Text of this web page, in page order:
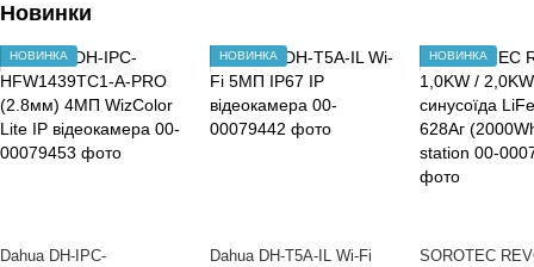
Новинки
НОВИНКА
Dahua DH-IPC-
НОВИНКА
Dahua DH-T5A-IL Wi-Fi
НОВИНКА
SOROTEC